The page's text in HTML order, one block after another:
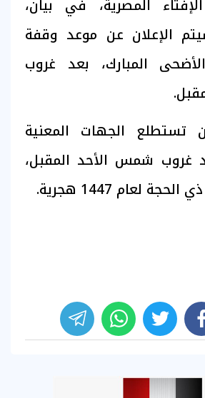
المصرية، في بيان،
الإعلان عن موعد وقفة
المبارك، بعد غروب
تستطلع الجهات المعنية
غروب شمس الأحد المقبل،
لعام 1447 هجرية.